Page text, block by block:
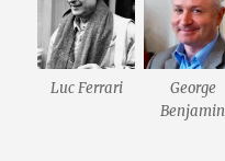
Luc Ferrari
George
Benjamin